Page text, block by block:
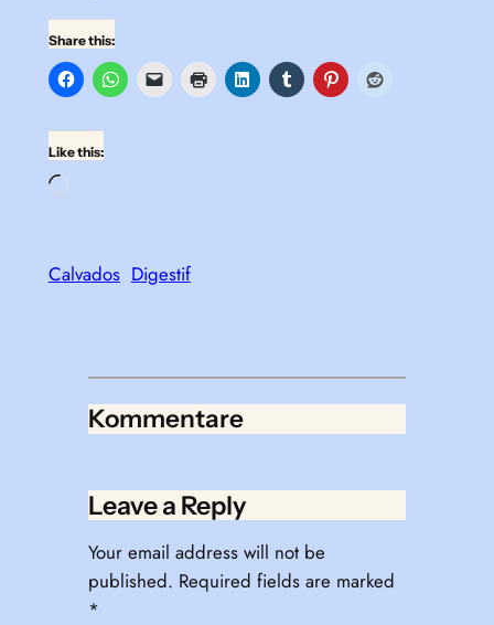
Share this:
Like this:
Loading…
Calvados Digestif
Kommentare
Leave a Reply
Your email address will not be
published. Required fields are marked
*